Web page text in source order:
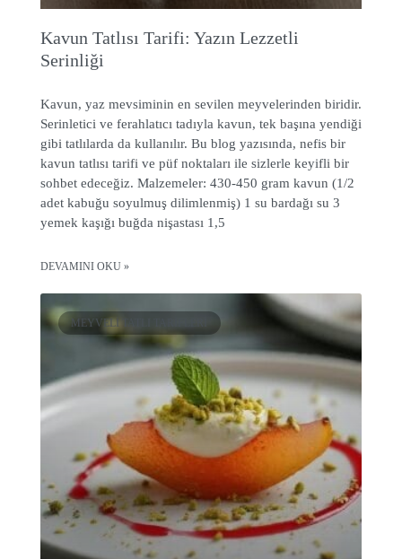
Kavun Tatlısı Tarifi: Yazın Lezzetli
Serinliği
Kavun, yaz mevsiminin en sevilen meyvelerinden biridir.
Serinletici ve ferahlatıcı tadıyla kavun, tek başına yendiği
gibi tatlılarda da kullanılır. Bu blog yazısında, nefis bir
kavun tatlısı tarifi ve püf noktaları ile sizlerle keyifli bir
sohbet edeceğiz. Malzemeler: 430-450 gram kavun (1/2
adet kabuğu soyulmuş dilimlenmiş) 1 su bardağı su 3
yemek kaşığı buğda nişastası 1,5
DEVAMINI OKU »
MEYVELI TATLI TARIFLERI